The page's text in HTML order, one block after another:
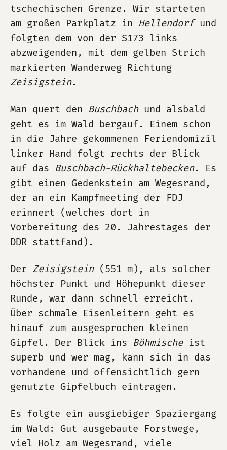
tschechischen Grenze. Wir starteten
am großen Parkplatz in Hellendorfund
folgten dem von der S173 links
abzweigenden, mit dem gelben Strich
markierten Wanderweg Richtung
Zeisigstein.
Man quert den Buschbachund alsbald
geht es im Wald bergauf. Einem schon
in die Jahre gekommenen Feriendomizil
linker Hand folgt rechts der Blick
auf das Buschbach-Rückhaltebecken. Es
gibt einen Gedenkstein am Wegesrand,
der an ein Kampfmeeting der FDJ
erinnert (welches dort in
Vorbereitung des 20. Jahrestages der
DDR stattfand).
Der Zeisigstein(551 m), als solcher
höchster Punkt und Höhepunkt dieser
Runde, war dann schnell erreicht.
Über schmale Eisenleitern geht es
hinauf zum ausgesprochen kleinen
Gipfel. Der Blick ins Böhmischeist
superb und wer mag, kann sich in das
vorhandene und offensichtlich gern
genutzte Gipfelbuch eintragen.
Es folgte ein ausgiebiger Spaziergang
im Wald: Gut ausgebaute Forstwege,
viel Holz am Wegesrand, viele